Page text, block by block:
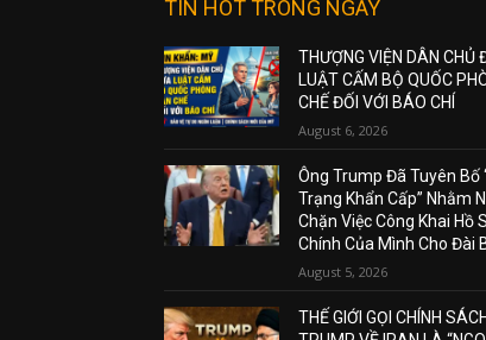
TIN HOT TRONG NGÀY
THƯỢNG VIỆN DÂN CHỦ
LUẬT CẤM BỘ QUỐC
CHẾ ĐỐI VỚI BÁO CHÍ
August 6, 2026
Ông Trump Đã Tuyên Bố
Trạng Khẩn Cấp” Nhằm
Chặn Việc Công Khai Hồ
Chính Của Mình Cho Đài
August 5, 2026
THẾ GIỚI GỌI CHÍNH